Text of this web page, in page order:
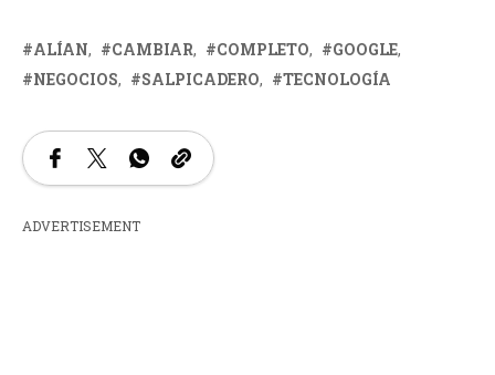
ALÍAN CAMBIAR COMPLETO
GOOGLE
NEGOCIOS
SALPICADERO TECNOLOGÍA
ADVERTISEMENT